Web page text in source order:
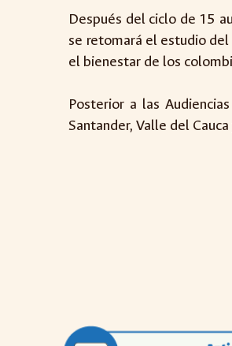
Después del ciclo de 15
se retomará el estudio
el bienestar de los
Posterior a las
Santander, Valle del